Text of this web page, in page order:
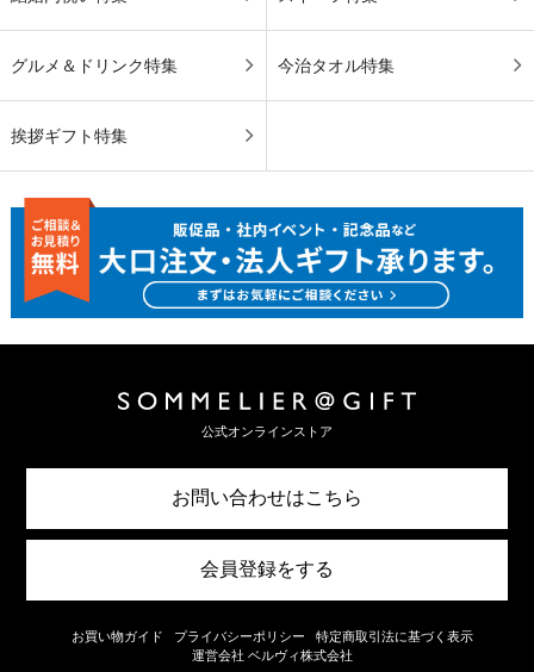
グルメ＆ドリンク特集 今治タオル特集
挨拶ギフト特集
公式オンラインストア
お問い合わせはこちら
会員登録をする
お買い物ガイド プライバシーポリシー
特定商取引法に基づく表示
運営会社 ベルヴィ株式会社